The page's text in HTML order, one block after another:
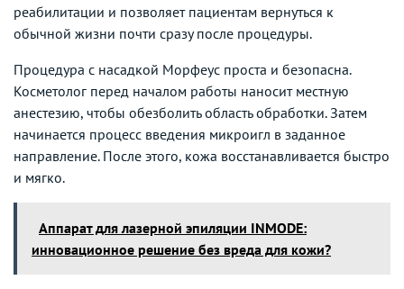
реабилитации и позволяет пациентам вернуться к
обычной жизни почти сразу после процедуры.
Процедура с насадкой Морфеус проста и безопасна.
Косметолог перед началом работы наносит местную
анестезию, чтобы обезболить область обработки. Затем
начинается процесс введения микроигл в заданное
направление. После этого, кожа восстанавливается быстро
и мягко.
Аппарат для лазерной эпиляции INMODE:
инновационное решение без вреда для кожи?